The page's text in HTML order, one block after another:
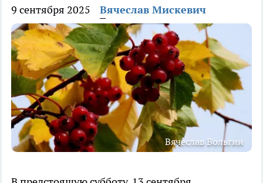
9 сентября 2025 Вячеслав Мискевич
Вячеслав Вольгин